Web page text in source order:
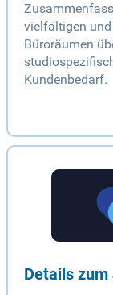
vielfältigen
Büroräumen
Kundenbedarf.
Details